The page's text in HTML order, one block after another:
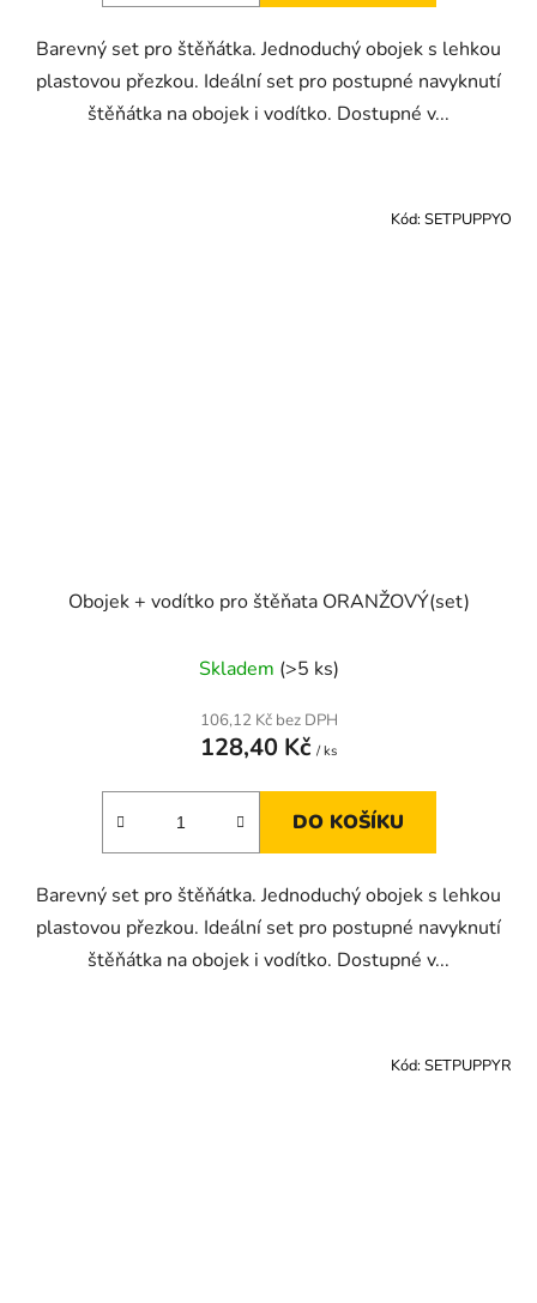
Barevný set pro štěňátka. Jednoduchý obojek s lehkou
plastovou přezkou. Ideální set pro postupné navyknutí
štěňátka na obojek i vodítko. Dostupné v...
Obojek + vodítko pro štěňata ORANŽOVÝ(set)
Skladem (>5 ks)
106,12 Kč bez DPH
128,40 Kč / ks
DO KOŠÍKU
Barevný set pro štěňátka. Jednoduchý obojek s lehkou
plastovou přezkou. Ideální set pro postupné navyknutí
štěňátka na obojek i vodítko. Dostupné v...
Kód: SETPUPPYO
Kód: SETPUPPYR